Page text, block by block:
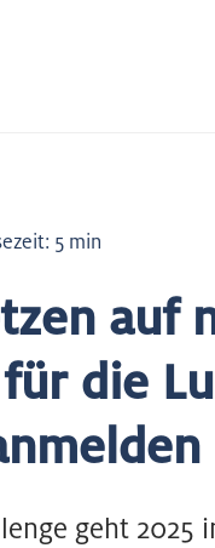
5 min
auf
die
geht 2025